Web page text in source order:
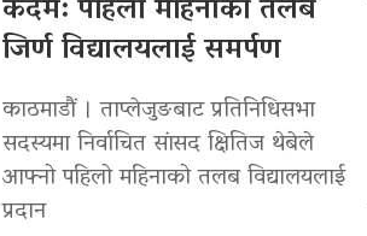
कदम: पहिलो महिनाको तलब
जिर्ण विद्यालयलाई समर्पण
काठमाडौं । ताप्लेजुङबाट प्रतिनिधिसभा
सदस्यमा निर्वाचित सांसद क्षितिज थेबेले
आफ्नो पहिलो महिनाको तलब विद्यालयलाई
प्रदान